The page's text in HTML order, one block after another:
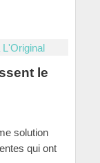
le
solution
qui ont